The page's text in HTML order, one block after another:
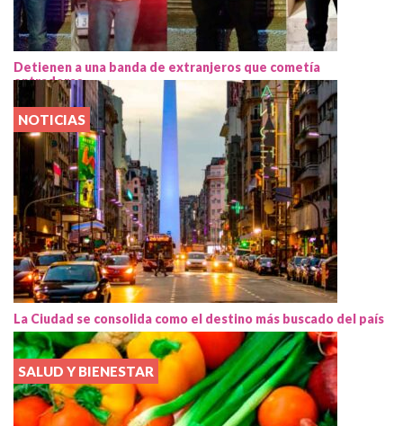
Detienen a una banda de extranjeros que cometía
entraderas
NOTICIAS
La Ciudad se consolida como el destino más buscado del país
SALUD Y BIENESTAR